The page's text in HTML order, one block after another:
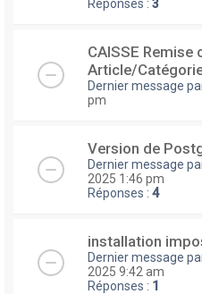
Réponses : 3
CAISSE Remise
Article/
Dernier message
pm
Version de
Dernier message
2025 1:46 pm
Réponses : 4
installation
Dernier message
2025 9:42 am
Réponses : 1